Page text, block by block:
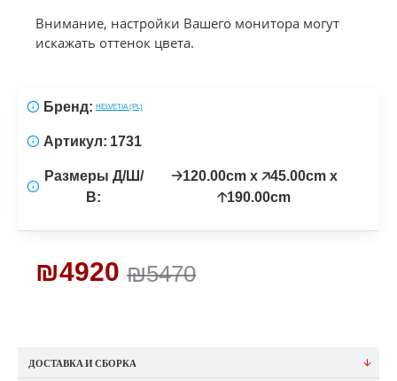
Внимание, настройки Вашего монитора могут
искажать оттенок цвета.
₪5470
₪4920
Бренд: HELVETIA (PL)
Артикул: 1731
Размеры Д/Ш/
В:
🡢120.00cm x 🡥45.00cm x
🡡190.00cm
ДОСТАВКА И СБОРКА